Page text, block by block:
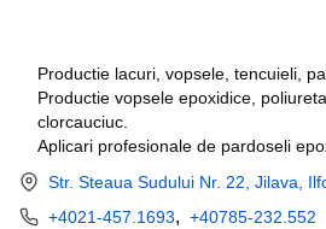
Productie lacuri, vopsele, tencuieli,
Productie vopsele epoxidice,
clorcauciuc.
Aplicari profesionale de pardoseli
Str. Steaua Sudului Nr. 22, Jilava,
+4021-457.1693, +40785-232.552